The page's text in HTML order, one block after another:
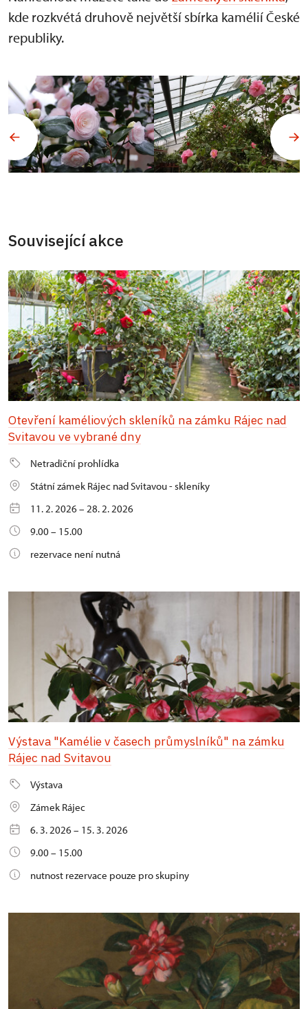
kde rozkvétá druhově největší sbírka kamélií České
republiky.
Související akce
Otevření kaméliových skleníků na zámku Rájec nad
Svitavou ve vybrané dny
Netradiční prohlídka
Státní zámek Rájec nad Svitavou - skleníky
11. 2. 2026 – 28. 2. 2026
9.00 – 15.00
rezervace není nutná
Výstava "Kamélie v časech průmyslníků" na zámku
Rájec nad Svitavou
Výstava
Zámek Rájec
6. 3. 2026 – 15. 3. 2026
9.00 – 15.00
nutnost rezervace pouze pro skupiny